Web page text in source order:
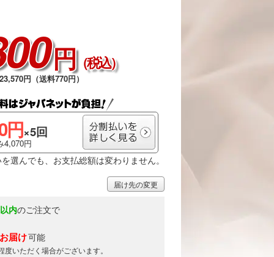
円 （税込）
円（送料770円）
円×5回
4,070円
選んでも、お支払総額は変わりません。
内のご注文で
届け可能
いただく場合がございます。
届け先の変更